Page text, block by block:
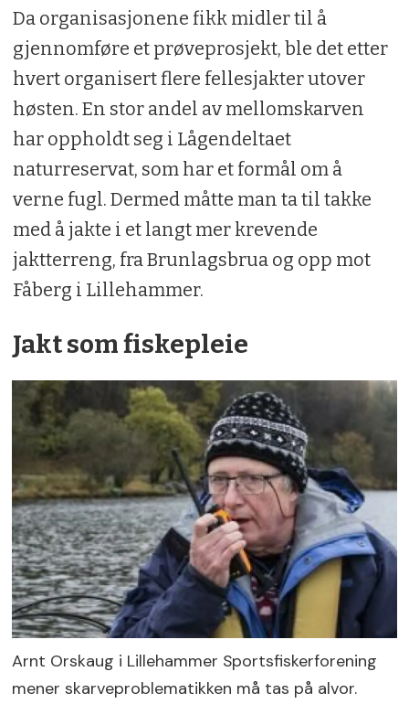
Da organisasjonene fikk midler til å
gjennomføre et prøveprosjekt, ble det etter
hvert organisert flere fellesjakter utover
høsten. En stor andel av mellomskarven
har oppholdt seg i Lågendeltaet
naturreservat, som har et formål om å
verne fugl. Dermed måtte man ta til takke
med å jakte i et langt mer krevende
jaktterreng, fra Brunlagsbrua og opp mot
Fåberg i Lillehammer.
Jakt som fiskepleie
Arnt Orskaug i Lillehammer Sportsfiskerforening
mener skarveproblematikken må tas på alvor.